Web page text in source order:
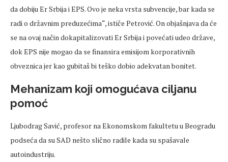
da dobiju Er Srbija i EPS. Ovo je neka vrsta subvencije, bar kada se
radi o državnim preduzećima“, ističe Petrović. On objašnjava da će
se na ovaj način dokapitalizovati Er Srbija i povećati udeo države,
dok EPS nije mogao da se finansira emisijom korporativnih
obveznica jer kao gubitaš bi teško dobio adekvatan bonitet.
Mehanizam koji omogućava ciljanu
pomoć
Ljubodrag Savić, profesor na Ekonomskom fakultetu u Beogradu
podseća da su SAD nešto slično radile kada su spašavale
autoindustriju.